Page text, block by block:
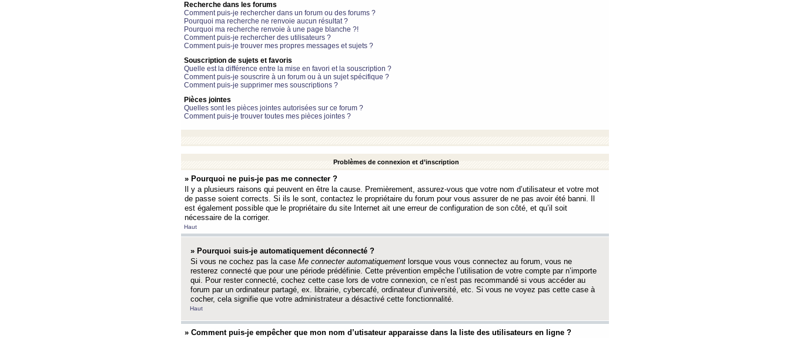
Recherche dans les forums
Comment puis-je rechercher dans un forum ou des forums ?
Pourquoi ma recherche ne renvoie aucun résultat ?
Pourquoi ma recherche renvoie à une page blanche ?!
Comment puis-je rechercher des utilisateurs ?
Comment puis-je trouver mes propres messages et sujets ?
Souscription de sujets et favoris
Quelle est la différence entre la mise en favori et la souscription ?
Comment puis-je souscrire à un forum ou à un sujet spécifique ?
Comment puis-je supprimer mes souscriptions ?
Pièces jointes
Quelles sont les pièces jointes autorisées sur ce forum ?
Comment puis-je trouver toutes mes pièces jointes ?
Problèmes de connexion et d’inscription
» Pourquoi ne puis-je pas me connecter ?
Il y a plusieurs raisons qui peuvent en être la cause. Premièrement, assurez-vous que votre nom d’utilisateur et votre mot
de passe soient corrects. Si ils le sont, contactez le propriétaire du forum pour vous assurer de ne pas avoir été banni. Il
est également possible que le propriétaire du site Internet ait une erreur de configuration de son côté, et qu’il soit
nécessaire de la corriger.
Haut
» Pourquoi suis-je automatiquement déconnecté ?
Si vous ne cochez pas la case Me connecter automatiquement lorsque vous vous connectez au forum, vous ne
resterez connecté que pour une période prédéfinie. Cette prévention empêche l’utilisation de votre compte par n’importe
qui. Pour rester connecté, cochez cette case lors de votre connexion, ce n’est pas recommandé si vous accéder au
forum par un ordinateur partagé, ex. librairie, cybercafé, ordinateur d’université, etc. Si vous ne voyez pas cette case à
cocher, cela signifie que votre administrateur a désactivé cette fonctionnalité.
Haut
» Comment puis-je empêcher que mon nom d’utisateur apparaisse dans la liste des utilisateurs en ligne ?